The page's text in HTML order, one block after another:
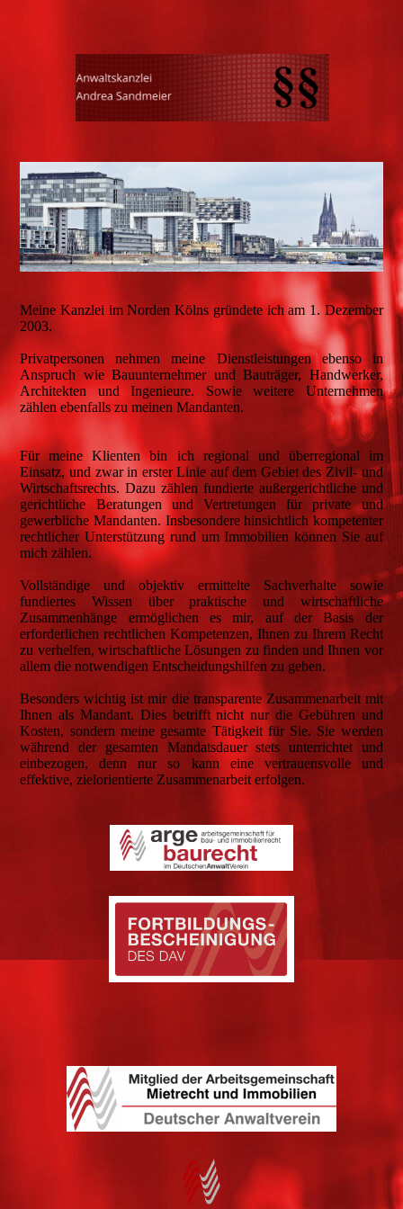
Meine Kanzlei im Norden Kölns gründete ich am 1. Dezember
2003.
Privatpersonen nehmen meine Dienstleistungen ebenso in
Anspruch wie Bauunternehmer und Bauträger, Handwerker,
Architekten und Ingenieure. Sowie weitere Unternehmen
zählen ebenfalls zu meinen Mandanten.
Für meine Klienten bin ich regional und überregional im
Einsatz, und zwar in erster Linie auf dem Gebiet des Zivil- und
Wirtschaftsrechts. Dazu zählen fundierte außergerichtliche und
gerichtliche Beratungen und Vertretungen für private und
gewerbliche Mandanten. Insbesondere hinsichtlich kompetenter
rechtlicher Unterstützung rund um Immobilien können Sie auf
mich zählen.
Vollständige und objektiv ermittelte Sachverhalte sowie
fundiertes Wissen über praktische und wirtschaftliche
Zusammenhänge ermöglichen es mir, auf der Basis der
erforderlichen rechtlichen Kompetenzen, Ihnen zu Ihrem Recht
zu verhelfen, wirtschaftliche Lösungen zu finden und Ihnen vor
allem die notwendigen Entscheidungshilfen zu geben.
Besonders wichtig ist mir die transparente Zusammenarbeit mit
Ihnen als Mandant. Dies betrifft nicht nur die Gebühren und
Kosten, sondern meine gesamte Tätigkeit für Sie. Sie werden
während der gesamten Mandatsdauer stets unterrichtet und
einbezogen, denn nur so kann eine vertrauensvolle und
effektive, zielorientierte Zusammenarbeit erfolgen.